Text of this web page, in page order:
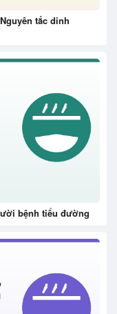
tắc dinh
bệnh tiểu đường